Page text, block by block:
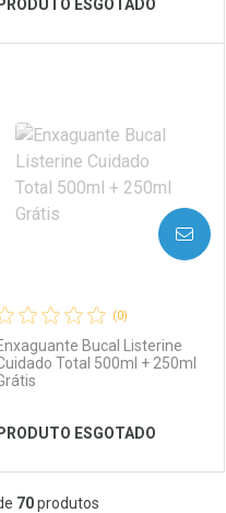
PRODUTO ESGOTADO
Laboratório
Ver Desconto Convênio
Por Menos
(0)
Bucal Listerine
Total 500ml + 250ml
PRODUTO ESGOTADO
AVISE-ME
70produtos